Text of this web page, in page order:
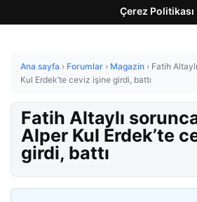
Çerez Politikası
Ana sayfa › Forumlar › Magazin › Fatih
Kul Erdek’te ceviz işine girdi, battı
Fatih Altaylı
Alper Kul Erdek’te
girdi, battı